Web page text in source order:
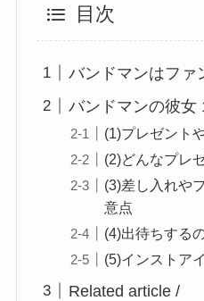
目次
バンドマンはファ
バンドマンの彼女
(1)プレゼント
(2)どんなプレ
(3)差し入れや
意点
(4)出待ちする
(5)インストア
Related article /